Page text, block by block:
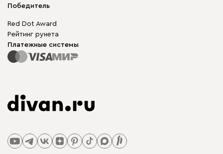
Мы в прессе
Победитель
Red Dot Award
Рейтинг рунета
Платежные системы